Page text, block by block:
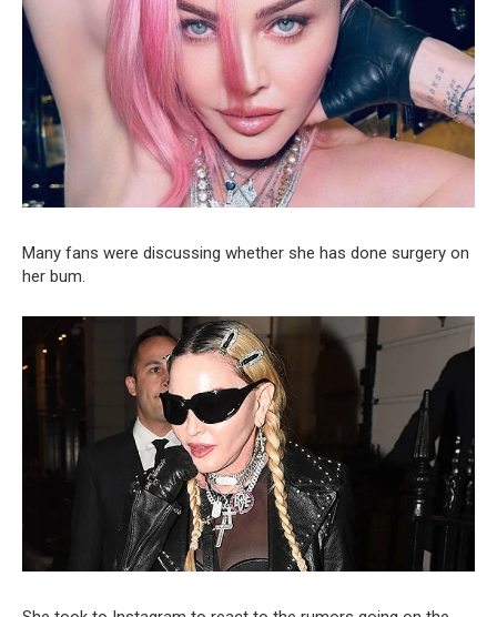
Many fans were discussing whether she has done surgery on
her bum.